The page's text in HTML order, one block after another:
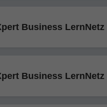
Business LernNetz
Business LernNetz